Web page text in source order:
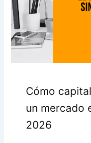
Cómo
un mercado
2026